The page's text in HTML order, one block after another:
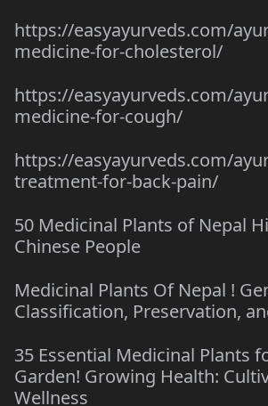
https://easyayurveds.com/
medicine-for-cholesterol/
https://easyayurveds.com/
medicine-for-cough/
https://easyayurveds.com/
treatment-for-back-pain/
50 Medicinal Plants of Nepal
Chinese People
Medicinal Plants Of Nepal !
Classification, Preservation,
35 Essential Medicinal Plants
Garden! Growing Health:
Wellness